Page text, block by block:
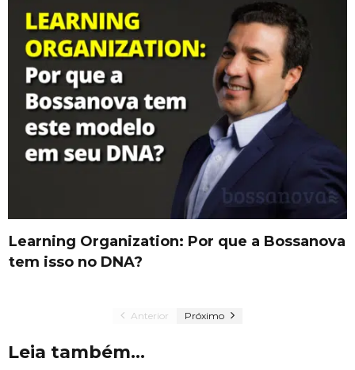
Learning Organization: Por que a Bossanova
tem isso no DNA?
Anterior Próximo
Leia também...